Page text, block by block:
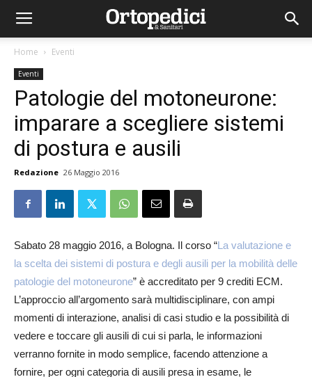
Home Eventi
Eventi
Patologie del motoneurone:
imparare a scegliere sistemi
di postura e ausili
Redazione 26 Maggio 2016
Sabato 28 maggio 2016, a Bologna. Il corso “La valutazione e
la scelta dei sistemi di postura e degli ausili per la mobilità delle
patologie del motoneurone” è accreditato per 9 crediti ECM.
L’approccio all’argomento sarà multidisciplinare, con ampi
momenti di interazione, analisi di casi studio e la possibilità di
vedere e toccare gli ausili di cui si parla, le informazioni
verranno fornite in modo semplice, facendo attenzione a
fornire, per ogni categoria di ausili presa in esame, le